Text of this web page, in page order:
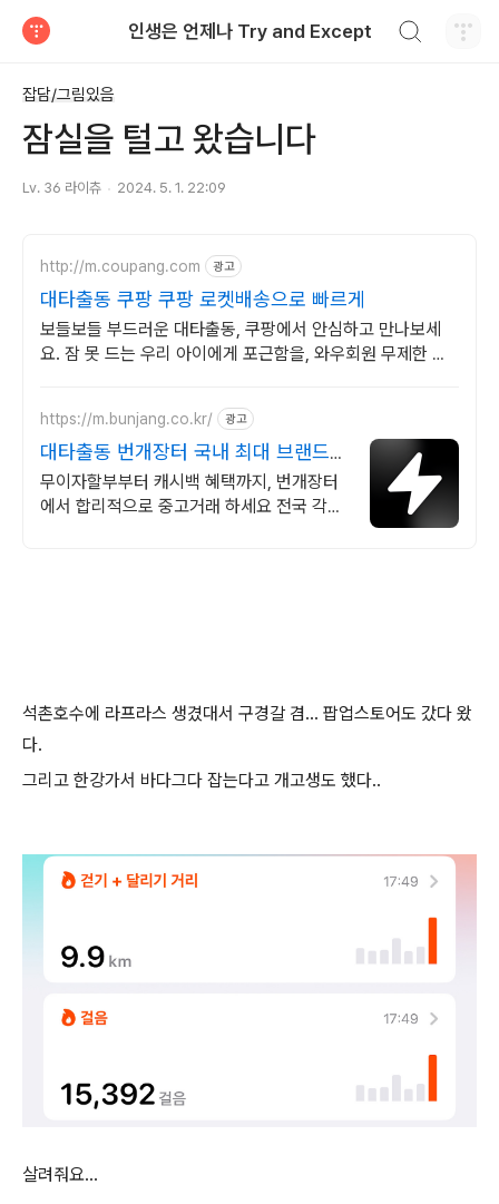
인생은 언제나 Try and Except
잡담/그림있음
잠실을 털고 왔습니다
Lv. 36 라이츄 2024. 5. 1. 22:09
http://m.coupang.com 광고
대타출동 쿠팡 쿠팡 로켓배송으로 빠르게
보들보들 부드러운 대타출동, 쿠팡에서 안심하고 만나보세
요. 잠 못 드는 우리 아이에게 포근함을, 와우회원 무제한 무
https://m.bunjang.co.kr/ 광고
대타출동 번개장터 국내 최대 브랜드
중고거래
무이자할부부터 캐시백 혜택까지, 번개장터
에서 합리적으로 중고거래 하세요 전국 각지
석촌호수에 라프라스 생겼대서 구경갈 겸... 팝업스토어도 갔다 왔
다.
그리고 한강가서 바다그다 잡는다고 개고생도 했다..
살려줘요...